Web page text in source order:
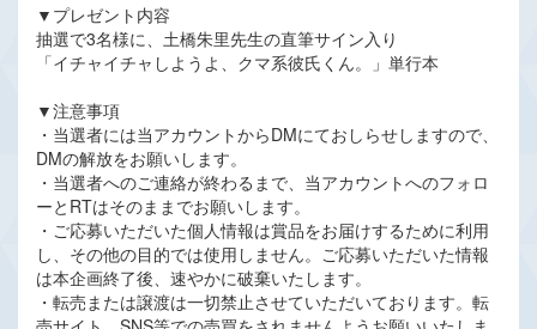
▼プレゼント内容
抽選で3名様に、土橋朱里先生の直筆サイン入り
「イチャイチャしようよ、クマ系彼氏くん。」単行本
▼注意事項
・当選者には当アカウントからDMにておしらせしますので、
DMの解放をお願いします。
・当選者へのご連絡が終わるまで、当アカウントへのフォロ
ーとRTはそのままでお願いします。
・ご応募いただいた個人情報は賞品をお届けするために利用
し、その他の目的では使用しません。ご応募いただいた情報
は本企画終了後、速やかに破棄いたします。
・転売または譲渡は一切禁止させていただいております。転